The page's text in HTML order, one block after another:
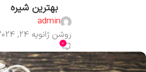
بهترین شیره
admin
روشن ژانویه 24, 2024
0